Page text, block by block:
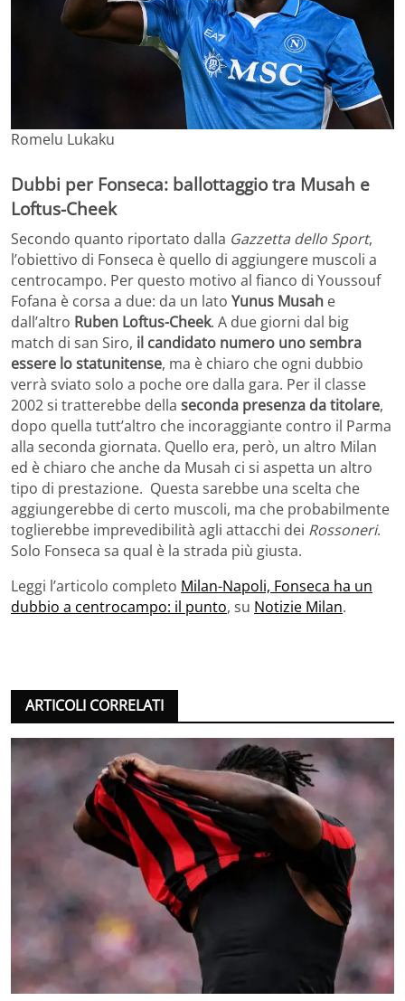
Romelu Lukaku
Dubbi per Fonseca: ballottaggio tra Musah e
Loftus-Cheek
Secondo quanto riportato dalla Gazzetta dello Sport,
l’obiettivo di Fonseca è quello di aggiungere muscoli a
centrocampo. Per questo motivo al fianco di Youssouf
Fofana è corsa a due: da un lato Yunus Musah e
dall’altro Ruben Loftus-Cheek. A due giorni dal big
match di san Siro, il candidato numero uno sembra
essere lo statunitense, ma è chiaro che ogni dubbio
verrà sviato solo a poche ore dalla gara. Per il classe
2002 si tratterebbe della seconda presenza da titolare,
dopo quella tutt’altro che incoraggiante contro il Parma
alla seconda giornata. Quello era, però, un altro Milan
ed è chiaro che anche da Musah ci si aspetta un altro
tipo di prestazione. Questa sarebbe una scelta che
aggiungerebbe di certo muscoli, ma che probabilmente
toglierebbe imprevedibilità agli attacchi dei Rossoneri.
Solo Fonseca sa qual è la strada più giusta.
Leggi l’articolo completo Milan-Napoli, Fonseca ha un
dubbio a centrocampo: il punto, su Notizie Milan.
ARTICOLI CORRELATI